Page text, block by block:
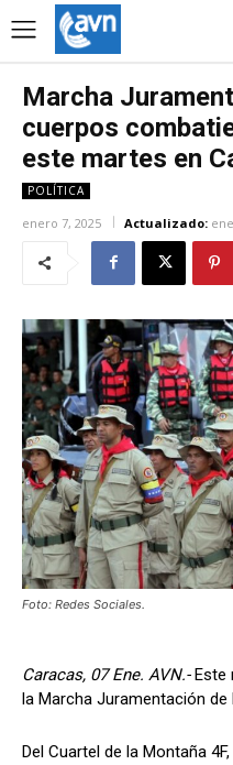
Marcha
cuerpos
este martes en
POLÍTICA
enero 7, 2025 Actualizado:
Foto: Redes Sociales.
Caracas, 07 Ene. AVN.-Este
la Marcha Juramentación
Del Cuartel de la Montaña